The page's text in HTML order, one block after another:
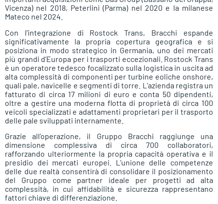
Vicenza) nel 2018, Peterlini (Parma) nel 2020 e la milanese
Mateco nel 2024.
Con l’integrazione di Rostock Trans, Bracchi espande
significativamente la propria copertura geografica e si
posiziona in modo strategico in Germania, uno dei mercati
più grandi d’Europa per i trasporti eccezionali. Rostock Trans
è un operatore tedesco focalizzato sulla logistica in uscita ad
alta complessità di componenti per turbine eoliche onshore,
quali pale, navicelle e segmenti di torre. L’azienda registra un
fatturato di circa 17 milioni di euro e conta 50 dipendenti,
oltre a gestire una moderna flotta di proprietà di circa 100
veicoli specializzati e adattamenti proprietari per il trasporto
delle pale sviluppati internamente.
Grazie all’operazione, il Gruppo Bracchi raggiunge una
dimensione complessiva di circa 700 collaboratori,
rafforzando ulteriormente la propria capacità operativa e il
presidio dei mercati europei. L’unione delle competenze
delle due realtà consentirà di consolidare il posizionamento
del Gruppo come partner ideale per progetti ad alta
complessità, in cui affidabilità e sicurezza rappresentano
fattori chiave di differenziazione.